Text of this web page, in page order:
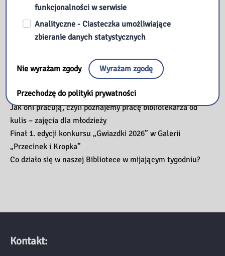
Kopernik – czyli kosmiczna podróż w nieznane
ManiaLAB w bibliotece
Jak oni pracują, czyli poznajemy pracę bibliotekarza od
kulis – zajęcia dla młodzieży
Finał 1. edycji konkursu „Gwiazdki 2026” w Galerii
„Przecinek i Kropka”
Co działo się w naszej Bibliotece w mijającym tygodniu?
Kontakt:
funkcjonalności w serwisie
Analityczne - Ciasteczka umożliwiające
zbieranie danych statystycznych
Nie wyrażam zgody Wyrażam zgodę
Przechodzę do polityki prywatności